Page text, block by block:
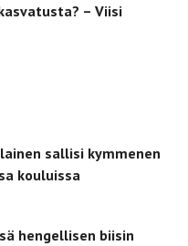
– Viisi
sallisi kymmenen
kouluissa
hengellisen biisin